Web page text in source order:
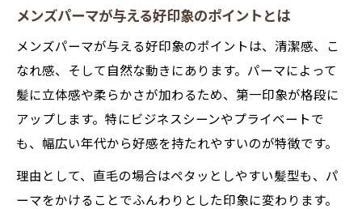
メンズパーマが与える好印象のポイントとは
メンズパーマが与える好印象のポイントは、清潔感、こ
なれ感、そして自然な動きにあります。パーマによって
髪に立体感や柔らかさが加わるため、第一印象が格段に
アップします。特にビジネスシーンやプライベートで
も、幅広い年代から好感を持たれやすいのが特徴です。
理由として、直毛の場合はペタッとしやすい髪型も、パ
ーマをかけることでふんわりとした印象に変わります。